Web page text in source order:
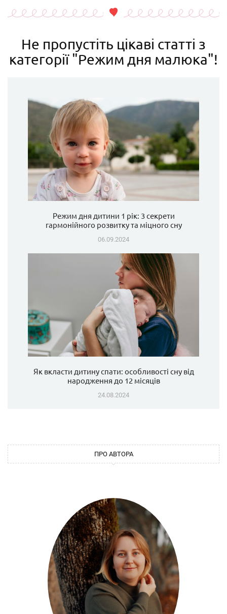
Не пропустіть цікаві статті з
категорії "Режим дня малюка"!
Режим дня дитини 1 рік: 3 секрети
гармонійного розвитку та міцного сну
06.09.2024
Як вкласти дитину спати: особливості сну від
народження до 12 місяців
24.08.2024
ПРО АВТОРА